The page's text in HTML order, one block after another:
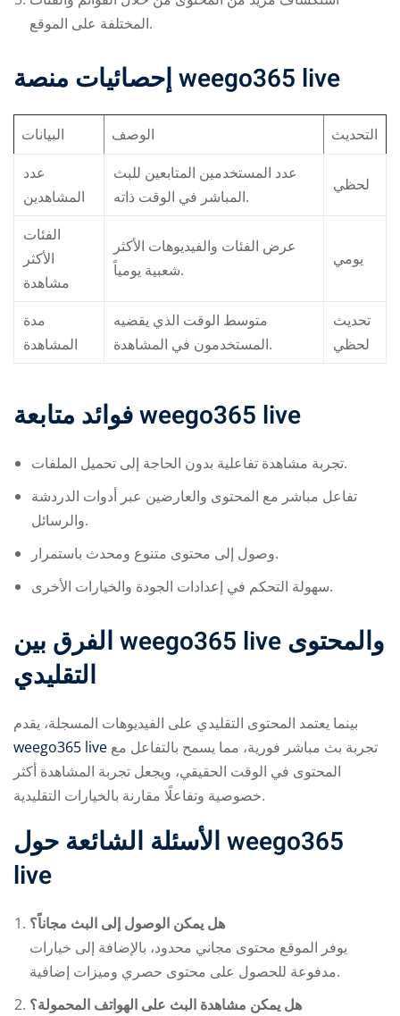
المختلفة على الموقع.
weego365 live
البيانات الوصف
التحديث
عدد
المشاهدين
عدد المستخدمين المتابعين للبث
المباشر في الوقت ذاته.
لحظي
الفئات
الأكثر
مشاهدة
عرض الفئات والفيديوهات الأكثر
شعبية يومياً.
يومي
مدة
المشاهدة
متوسط الوقت الذي يقضيه
المستخدمون في المشاهدة.
تحديث
لحظي
weego365 live
تجربة مشاهدة تفاعلية بدون الحاجة إلى تحميل الملفات.
تفاعل مباشر مع المحتوى والعارضين عبر أدوات الدردشة
والرسائل.
وصول إلى محتوى متنوع ومحدث باستمرار.
سهولة التحكم في إعدادات الجودة والخيارات الأخرى.
weego365 live
التقليدي
بينما يعتمد المحتوى التقليدي على الفيديوهات المسجلة، يقدم
weego365 live
المحتوى في الوقت الحقيقي، ويجعل تجربة المشاهدة أكثر
خصوصية وتفاعلًا مقارنة بالخيارات التقليدية.
weego365
live
هل يمكن الوصول إلى البث مجاناً؟
يوفر الموقع محتوى مجاني محدود، بالإضافة إلى خيارات
مدفوعة للحصول على محتوى حصري وميزات إضافية.
هل يمكن مشاهدة البث على الهواتف المحمولة؟